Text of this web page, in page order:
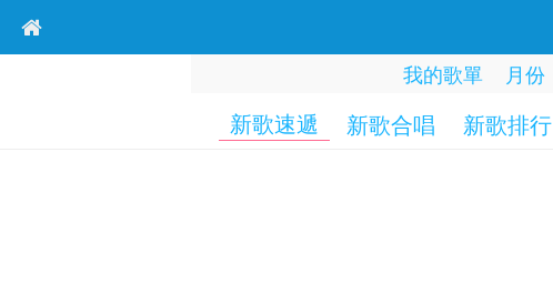
我的歌單 月份
新歌速遞 新歌合唱 新歌排行